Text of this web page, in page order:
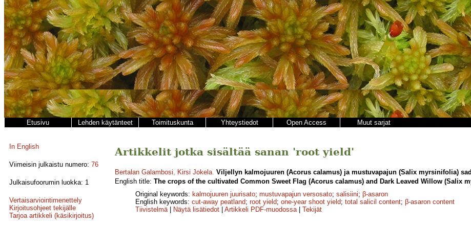
Etusivu Lehden käytänteet Toimituskunta Yhteystiedot Open Access Muut sarjat
In English
Viimeisin julkaistu numero: 76
Julkaisufoorumin luokka: 1
Vertaisarviointimenettely
Kirjoitusohjeet tekijälle
Tarjoa artikkeli (käsikirjoitus)
Artikkelit jotka sisältää sanan 'root yield'
Bertalan Galambosi, Kirsi Jokela. Viljellyn kalmojuuren (Acorus calamus) ja mustuvapajun (Salix myrsinifolia)
English title: The crops of the cultivated Common Sweet Flag (Acorus calamus) and Dark Leaved Willow (Salix
Original keywords: kalmojuuren juurisato; mustuvapajun versosato; salisiini; β-asaron
English keywords: cut-away peatland; root yield; one-year shoot yield; total salicil content; β-asaron content
Tiivistelmä| Näytä lisätiedot Artikkeli PDF-muodossa| Tekijät